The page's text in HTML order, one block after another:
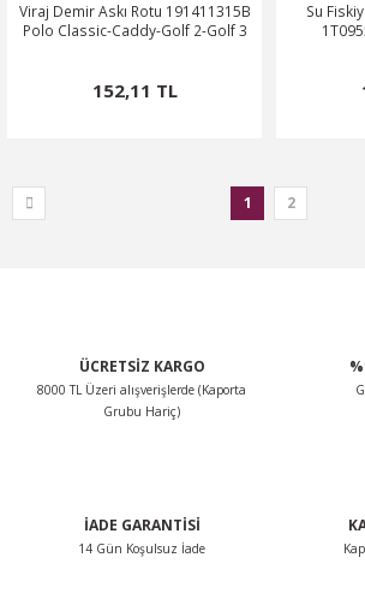
Viraj Demir Askı Rotu 191411315B
Polo Classic-Caddy-Golf 2-Golf 3
152,11 TL
Su
1 2
ÜCRETSİZ KARGO
8000 TL Üzeri alışverişlerde (Kaporta
Grubu Hariç)
İADE GARANTİSİ
14 Gün Koşulsuz İade